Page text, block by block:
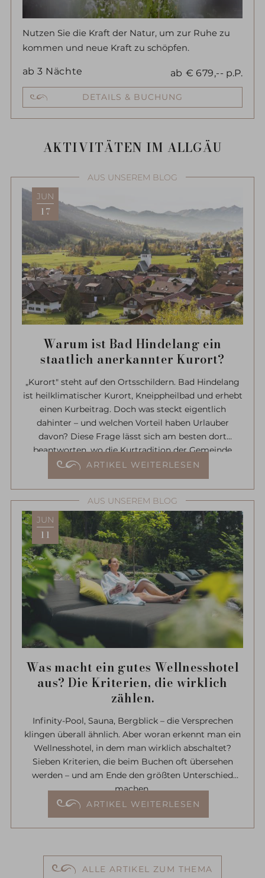
Nutzen Sie die Kraft der Natur, um zur Ruhe zu
kommen und neue Kraft zu schöpfen.
ab3 Nächte ab € 679,-- p.P.
DETAILS & BUCHUNG
AKTIVITÄTEN IM ALLGÄU
AUS UNSEREM BLOG
JUN
17
Warum ist Bad Hindelang ein
staatlich anerkannter Kurort?
„Kurort" steht auf den Ortsschildern. Bad Hindelang
ist heilklimatischer Kurort, Kneippheilbad und erhebt
einen Kurbeitrag. Doch was steckt eigentlich
dahinter – und welchen Vorteil haben Urlauber
davon? Diese Frage lässt sich am besten dort
beantworten, wo die Kurtradition der Gemeinde
ihren Anfang nahm: in Bad Oberdorf, auf dem
Gelände des Prinz-Luitpold-Bads – und bei einer
Schwefelquelle, die seit über 160 Jahren sprudelt.
ARTIKEL WEITERLESEN
AUS UNSEREM BLOG
JUN
11
Was macht ein gutes Wellnesshotel
aus? Die Kriterien, die wirklich
zählen.
Infinity-Pool, Sauna, Bergblick – die Versprechen
klingen überall ähnlich. Aber woran erkennt man ein
Wellnesshotel, in dem man wirklich abschaltet?
Sieben Kriterien, die beim Buchen oft übersehen
werden – und am Ende den größten Unterschied
machen.
ARTIKEL WEITERLESEN
ALLE ARTIKEL ZUM THEMA